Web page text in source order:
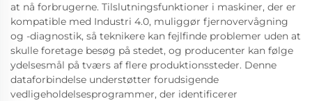
at nå forbrugerne. Tilslutningsfunktioner i maskiner, der er
kompatible med Industri 4.0, muliggør fjernovervågning
og -diagnostik, så teknikere kan fejlfinde problemer uden at
skulle foretage besøg på stedet, og producenter kan følge
ydelsesmål på tværs af flere produktionssteder. Denne
dataforbindelse understøtter forudsigende
vedligeholdelsesprogrammer, der identificerer